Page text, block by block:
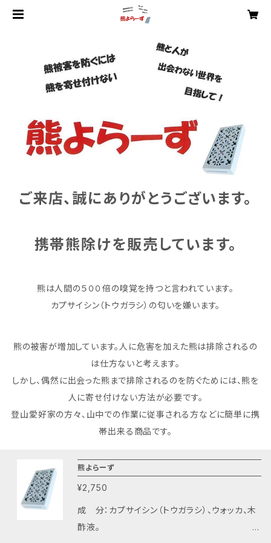
ご来店、誠にありがとうございます。
携帯熊除けを販売しています。
熊は人間の５００倍の嗅覚を持つと言われています。
カプサイシン（トウガラシ）の匂いを嫌います。
熊の被害が増加しています。人に危害を加えた熊は排除されるの
は仕方ないと考えます。
しかし、偶然に出会った熊まで排除されるのを防ぐためには、熊を
人に寄せ付けない方法が必要です。
登山愛好家の方々、山中での作業に従事される方などに簡単に携
帯出来る商品です。
熊よらーず
¥2,750
成 分：カプサイシン（トウガラシ）、ウォッカ、木
酢液。